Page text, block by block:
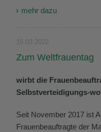
mehr dazu
15.03.2022
Zum Weltfrauentag
wirbt die
Selbstverteidigungs-
Seit November 2017 ist
Frauenbeauftragte der